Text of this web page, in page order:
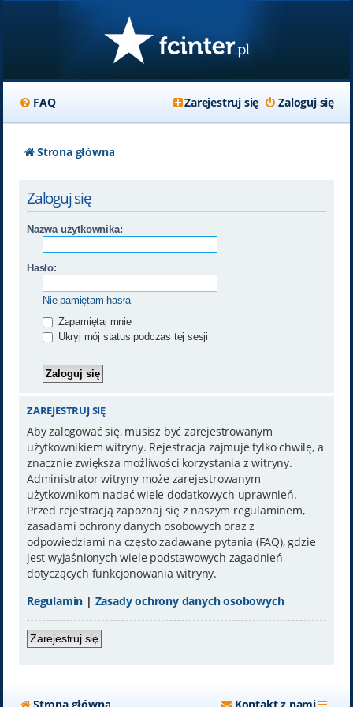
FAQ Zaloguj się
Zarejestruj się
Strona główna
Zaloguj się
Nazwa użytkownika:
Hasło:
Nie pamiętam hasła
Zapamiętaj mnie
Ukryj mój status podczas tej sesji
ZAREJESTRUJ SIĘ
Aby zalogować się, musisz być zarejestrowanym
użytkownikiem witryny. Rejestracja zajmuje tylko chwilę, a
znacznie zwiększa możliwości korzystania z witryny.
Administrator witryny może zarejestrowanym
użytkownikom nadać wiele dodatkowych uprawnień.
Przed rejestracją zapoznaj się z naszym regulaminem,
zasadami ochrony danych osobowych oraz z
odpowiedziami na często zadawane pytania (FAQ), gdzie
jest wyjaśnionych wiele podstawowych zagadnień
dotyczących funkcjonowania witryny.
Regulamin | Zasady ochrony danych osobowych
Zarejestruj się
Strona główna Kontakt z nami